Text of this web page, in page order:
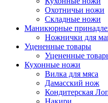
Охотничьи ножи
Складные ножи
Маникюрные
Ножнички для
Уцененные товары
Уцененные
Кухонные ножи
Вилка для мяса
Дамасский нож
Кондитерская
Накири